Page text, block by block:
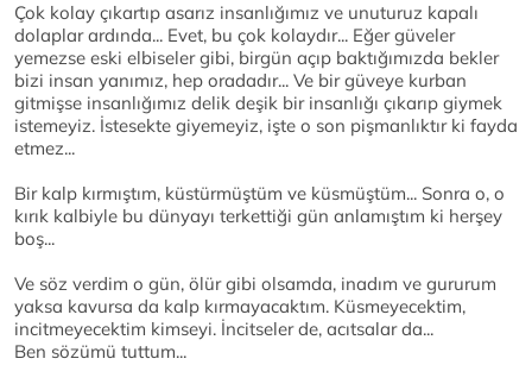
Çok kolay çıkartıp asarız insanlığımız ve unuturuz kapalı
dolaplar ardında... Evet, bu çok kolaydır... Eğer güveler
yemezse eski elbiseler gibi, birgün açıp baktığımızda bekler
bizi insan yanımız, hep oradadır... Ve bir güveye kurban
gitmişse insanlığımız delik deşik bir insanlığı çıkarıp giymek
istemeyiz. İstesekte giyemeyiz, işte o son pişmanlıktır ki fayda
etmez...
Bir kalp kırmıştım, küstürmüştüm ve küsmüştüm... Sonra o, o
kırık kalbiyle bu dünyayı terkettiği gün anlamıştım ki herşey
boş...
Ve söz verdim o gün, ölür gibi olsamda, inadım ve gururum
yaksa kavursa da kalp kırmayacaktım. Küsmeyecektim,
incitmeyecektim kimseyi. İncitseler de, acıtsalar da...
Ben sözümü tuttum...